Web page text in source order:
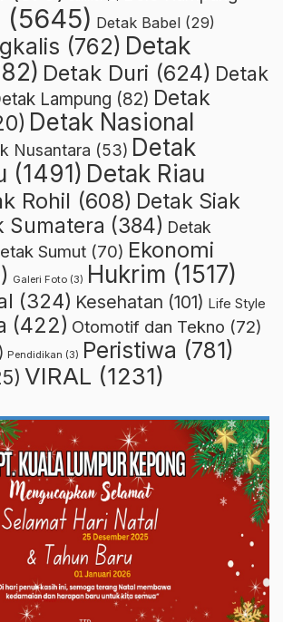
(5645) Detak Babel (29)
(762) Detak
Detak Duri (624) Detak
Lampung (82) Detak
Detak Nasional
Nusantara (53) Detak
(1491) Detak Riau
Rohil (608) Detak Siak
Sumatera (384) Detak
Sumut (70) Ekonomi
Galeri Foto (3) Hukrim (1517)
(324) Kesehatan (101) Life Style
(422) Otomotif dan Tekno (72)
Pendidikan (3) Peristiwa (781)
VIRAL (1231)